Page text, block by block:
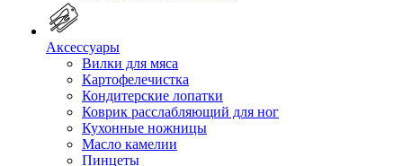
Аксессуары
Вилки для мяса
Картофелечистка
Кондитерские лопатки
Коврик расслабляющий для ног
Кухонные ножницы
Масло камелии
Пинцеты